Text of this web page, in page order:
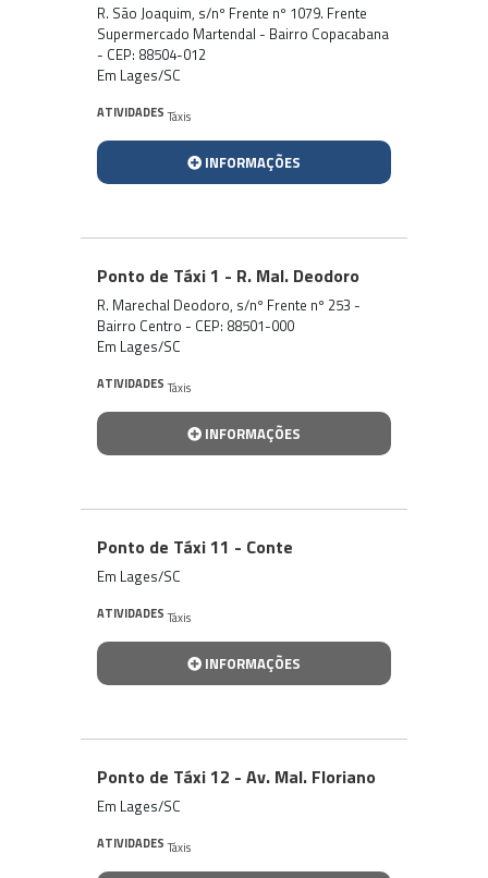
R. São Joaquim, s/nº Frente nº 1079. Frente
Supermercado Martendal - Bairro Copacabana
- CEP: 88504-012
Em Lages/SC
ATIVIDADES Táxis
INFORMAÇÕES
Ponto de Táxi 1 - R. Mal. Deodoro
R. Marechal Deodoro, s/nº Frente nº 253 -
Bairro Centro - CEP: 88501-000
Em Lages/SC
ATIVIDADES Táxis
INFORMAÇÕES
Ponto de Táxi 11 - Conte
Em Lages/SC
ATIVIDADES Táxis
INFORMAÇÕES
Ponto de Táxi 12 - Av. Mal. Floriano
Em Lages/SC
ATIVIDADES Táxis